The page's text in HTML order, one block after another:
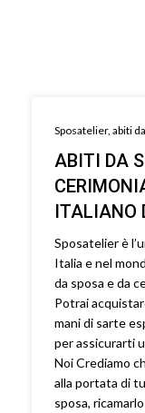
Sposatelier, abiti
ABITI DA
ITALIANO
Sposatelier è
Italia e nel
da sposa e da
Potrai
mani di sarte
per assicurarti
Noi Crediamo
alla portata di
sposa,